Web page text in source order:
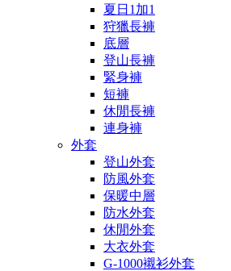
夏日1加1
狩獵長褲
底層
登山長褲
緊身褲
短褲
休閒長褲
連身褲
外套
登山外套
防風外套
保暖中層
防水外套
休閒外套
大衣外套
G-1000襯衫外套